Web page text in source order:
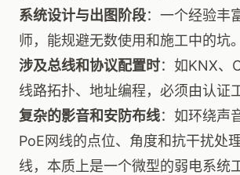
系统设计与出图阶段：一个经验丰
师，能规避无数使用和施工中的坑。
涉及总线和协议配置时：如KNX、
线路拓扑、地址编程，必须由认证
复杂的影音和安防布线：如环绕声
PoE网线的点位、角度和抗干扰处
线，本质上是一个微型的弱电系统